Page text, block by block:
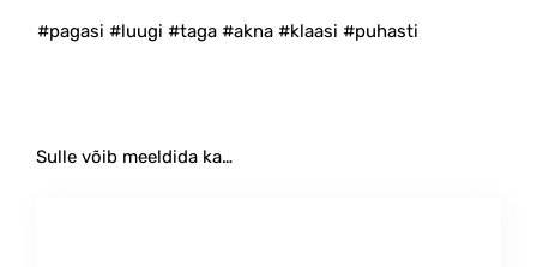
#pagasi #luugi #taga #akna #klaasi #puhasti
Sulle võib meeldida ka…